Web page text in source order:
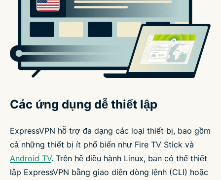
Các ứng dụng dễ thiết lập
ExpressVPN hỗ trợ đa dạng các loại thiết bị, bao gồm
cả những thiết bị ít phổ biến như Fire TV Stick và
Android TV. Trên hệ điều hành Linux, bạn có thể thiết
lập ExpressVPN bằng giao diện dòng lệnh (CLI) hoặc